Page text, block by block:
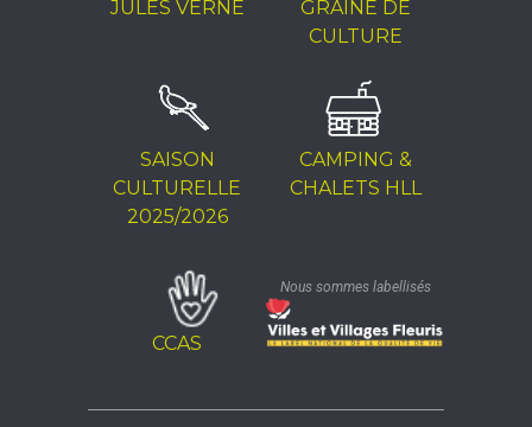
JULES VERNE
GRAINE DE
CULTURE
SAISON
CULTURELLE
2025/2026
CAMPING &
CHALETS HLL
CCAS
Nous sommes labellisés